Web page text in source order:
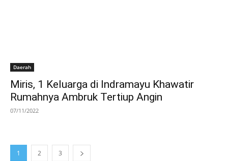
Daerah
Miris, 1 Keluarga di Indramayu Khawatir
Rumahnya Ambruk Tertiup Angin
07/11/2022
1 2 3